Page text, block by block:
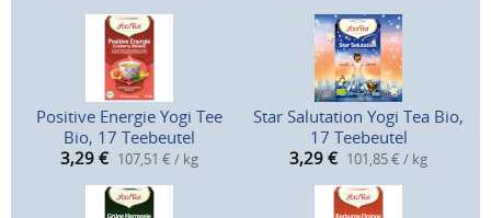
Positive Energie Yogi Tee
Bio, 17 Teebeutel
3,29 € 107,51 € / kg
Star Salutation Yogi Tea Bio,
17 Teebeutel
3,29 € 101,85 € / kg